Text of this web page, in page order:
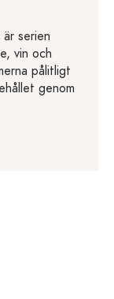
serien
vin och
pålitligt
genom